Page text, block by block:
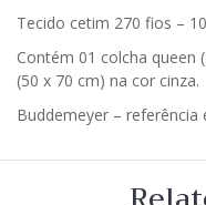
Tecido cetim 270 fios –
Contém 01 colcha queen
(50 x 70 cm) na cor cinza.
Buddemeyer – referência